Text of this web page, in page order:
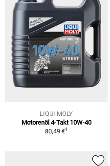
LIQUI MOLY
Motorenöl 4-Takt 10W-40
80,49 €1